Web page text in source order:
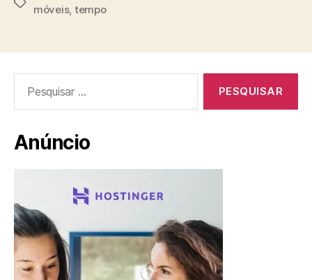
móveis, tempo
por:
Anúncio